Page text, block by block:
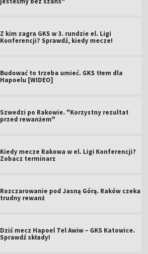
Z kim zagra GKS w 3. rundzie el. Ligi
Konferencji? Sprawdź, kiedy mecze!
Budować to trzeba umieć. GKS tłem dla
Hapoelu [WIDEO]
Szwedzi po Rakowie. "Korzystny rezultat
przed rewanżem"
Kiedy mecze Rakowa w el. Ligi Konferencji?
Zobacz terminarz
Rozczarowanie pod Jasną Górą. Raków czeka
trudny rewanż
Dziś mecz Hapoel Tel Awiw – GKS Katowice.
Sprawdź składy!